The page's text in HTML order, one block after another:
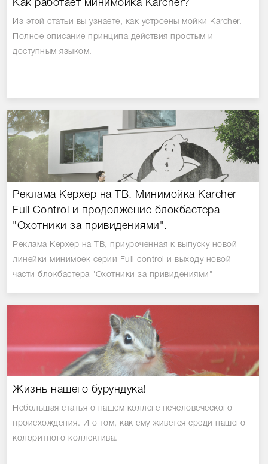
Как работает минимойка Karcher?
Из этой статьи вы узнаете, как устроены мойки Karcher.
Полное описание принципа действия простым и
доступным языком.
Реклама Керхер на ТВ. Минимойка Karcher
Full Control и продолжение блокбастера
"Охотники за привидениями".
Реклама Керхер на ТВ, приуроченная к выпуску новой
линейки минимоек серии Full control и выходу новой
части блокбастера "Охотники за привидениями"
Жизнь нашего бурундука!
Небольшая статья о нашем коллеге нечеловеческого
происхождения. И о том, как ему живется среди нашего
колоритного коллектива.